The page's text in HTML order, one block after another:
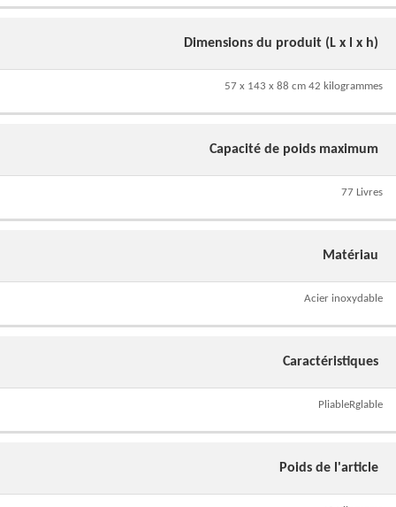
Dimensions du produit (L x l x h)
57 x 143 x 88 cm 42 kilogrammes
Capacité de poids maximum
77 Livres
Matériau
Acier inoxydable
Caractéristiques
PliableRglable
Poids de l'article